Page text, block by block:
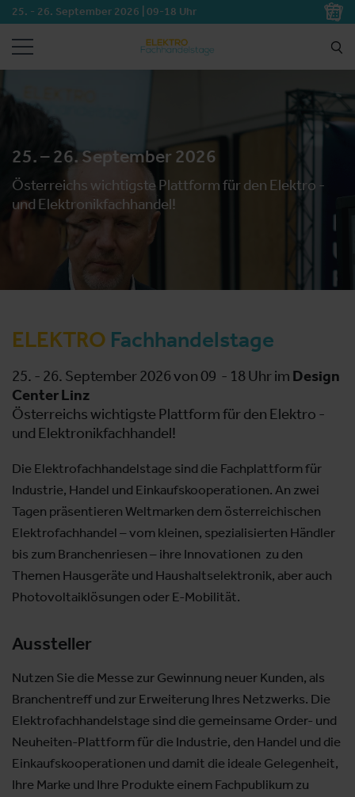
25. - 26. September 2026 | 09-18 Uhr
SUCHEN
25. – 26. September 2026
Österreichs wichtigste Plattform für den Elektro -
und Elektronikfachhandel!
ELEKTRO Fachhandelstage
25. - 26. September 2026 von 09 - 18 Uhr im Design
Center Linz
Österreichs wichtigste Plattform für den Elektro -
und Elektronikfachhandel!
Die Elektrofachhandelstage sind die Fachplattform für
Industrie, Handel und Einkaufskooperationen. An zwei
Tagen präsentieren Weltmarken dem österreichischen
Elektrofachhandel – vom kleinen, spezialisierten Händler
bis zum Branchenriesen – ihre Innovationen zu den
Themen Hausgeräte und Haushaltselektronik, aber auch
Photovoltaiklösungen oder E-Mobilität.
Aussteller
Nutzen Sie die Messe zur Gewinnung neuer Kunden, als
Branchentreff und zur Erweiterung Ihres Netzwerks. Die
Elektrofachhandelstage sind die gemeinsame Order- und
Neuheiten-Plattform für die Industrie, den Handel und die
Einkaufskooperationen und damit die ideale Gelegenheit,
Ihre Marke und Ihre Produkte einem Fachpublikum zu